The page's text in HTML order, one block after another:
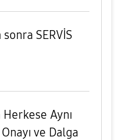
SERVİS
Aynı
ve Dalga